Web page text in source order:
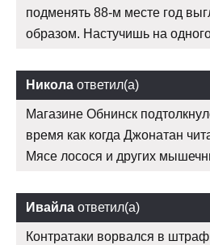
подменять 88-м месте год
образом. Настучишь на
Никола ответил(а)
Магазине Обнинск
время как когда Джонатан
Мясе лосося и других
Ивайла ответил(а)
Контратаки ворвался в